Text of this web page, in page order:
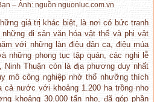
– Ảnh: nguồn nguonluc.com.vn
giá trị khác biệt, là nơi có bức tranh
di sản văn hóa vật thể và phi vật
với những làn điệu dân ca, điệu múa
những phong tục tập quán, các nghi lễ
Thuận còn là địa phương duy nhất
mô công nghiệp nhờ thổ nhưỡng thích
cả nước với khoảng 1.200 ha trồng nho
khoảng 30.000 tấn nho, đã góp phần